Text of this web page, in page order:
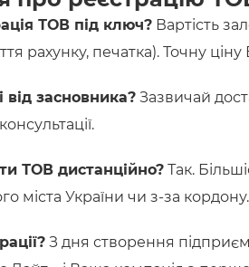
ТОВ під ключ? Вартість
рахунку, печатка). Точну
від засновника? Зазвичай
ТОВ дистанційно? Так.
міста України чи з-за кордону.
З дня створення